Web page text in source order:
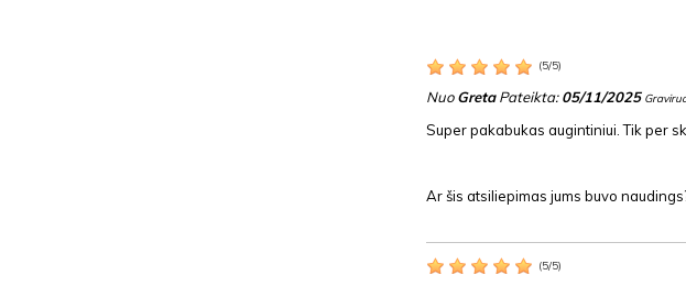
(5/5)
NuoGretaPateikta:05/11/2025
Super pakabukas augintiniui. Tik per
Ar šis atsiliepimas jums buvo
(5/5)